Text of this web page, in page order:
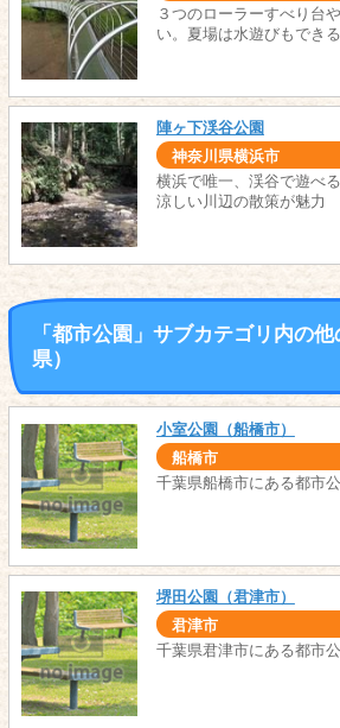
３つのローラーすべり台
い。夏場は水遊びもでき
陣ヶ下渓谷公園
神奈川県横浜市
横浜で唯一、渓谷で遊べ
涼しい川辺の散策が魅力
「都市公園」サブカテゴリ内の
県）
小室公園（船橋市）
船橋市
千葉県船橋市にある都市
堺田公園（君津市）
君津市
千葉県君津市にある都市